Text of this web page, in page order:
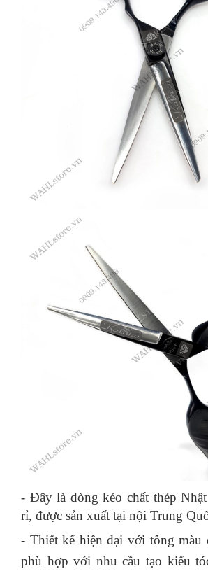
- Đây là dòng kéo chất thép
rỉ, được sản xuất tại nội Trung
- Thiết kế hiện đại với tông màu
phù hợp với nhu cầu tạo kiểu